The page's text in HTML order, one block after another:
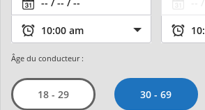
Âge du conducteur :
18 - 29 30 - 69